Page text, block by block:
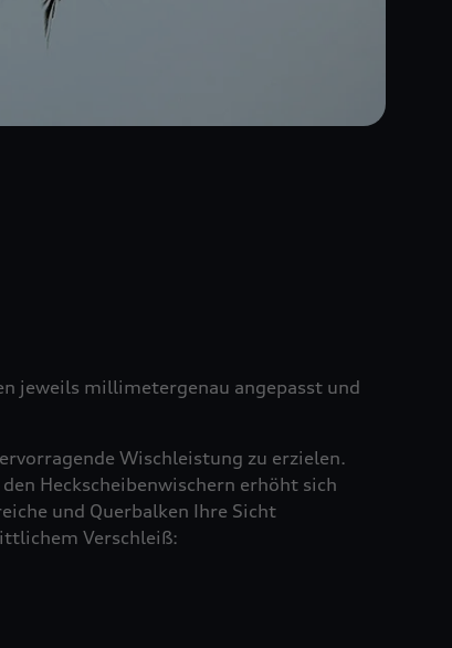
jeweils millimetergenau angepasst und
Wischleistung zu erzielen.
Heckscheibenwischern erhöht sich
und Querbalken Ihre Sicht
Verschleiß: